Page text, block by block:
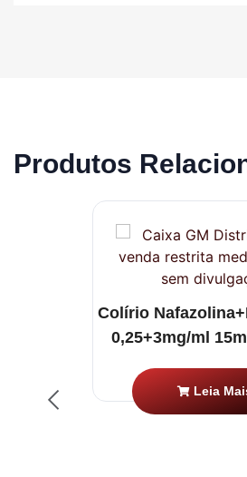
Produtos
Colírio
0,25+3mg/ml
Leia